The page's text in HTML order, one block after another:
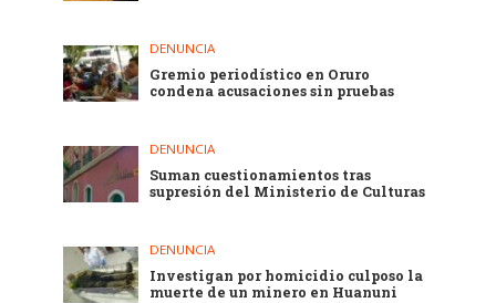
DENUNCIA
Gremio periodístico en Oruro
condena acusaciones sin pruebas
DENUNCIA
Suman cuestionamientos tras
supresión del Ministerio de Culturas
DENUNCIA
Investigan por homicidio culposo la
muerte de un minero en Huanuni